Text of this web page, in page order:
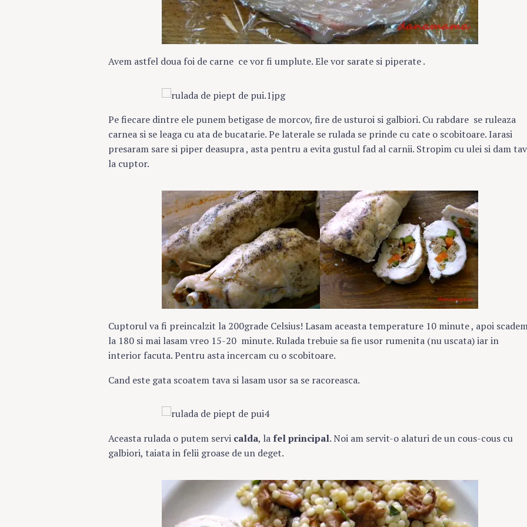
Avem astfel doua foi de carne ce vor fi umplute. Ele vor sarate si piperate .
Pe fiecare dintre ele punem betigase de morcov, fire de usturoi si galbiori. Cu rabdare se ruleaza
carnea si se leaga cu ata de bucatarie. Pe laterale se rulada se prinde cu cate o scobitoare. Iarasi
presaram sare si piper deasupra , asta pentru a evita gustul fad al carnii. Stropim cu ulei si dam
la cuptor.
Cuptorul va fi preincalzit la 200grade Celsius! Lasam aceasta temperature 10 minute , apoi
la 180 si mai lasam vreo 15-20 minute. Rulada trebuie sa fie usor rumenita (nu uscata) iar in
interior facuta. Pentru asta incercam cu o scobitoare.
Cand este gata scoatem tava si lasam usor sa se racoreasca.
Aceasta rulada o putem servi calda, lafel principal. Noi am servit-o alaturi de un cous-cous cu
galbiori, taiata in felii groase de un deget.